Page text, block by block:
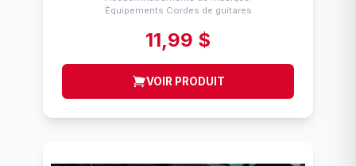
Équipements Cordes de guitares
11,99 $
VOIR PRODUIT